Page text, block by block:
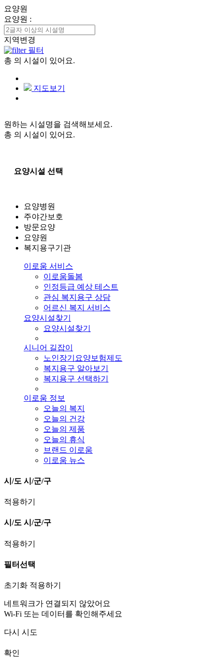
요양원
요양원 :
지역변경
필터
총 의 시설이 있어요.
지도보기
원하는 시설명을 검색해보세요.
총 의 시설이 있어요.
요양시설 선택
요양병원
주야간보호
방문요양
요양원
복지용구기관
이로움 서비스
이로움돌봄
인정등급 예상 테스트
관심 복지용구 상담
어르신 복지 서비스
요양시설찾기
요양시설찾기
시니어 길잡이
노인장기요양보험제도
복지용구 알아보기
복지용구 선택하기
이로움 정보
오늘의 복지
오늘의 건강
오늘의 제품
오늘의 휴식
브랜드 이로움
이로움 뉴스
시/도 시/군/구
적용하기
시/도 시/군/구
적용하기
필터선택
초기화 적용하기
네트워크가 연결되지 않았어요
Wi-Fi 또는 데이터를 확인해주세요
다시 시도
확인